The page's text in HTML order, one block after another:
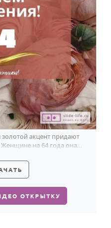
акцент придают
Женщине на 64 года она
ОТКРЫТКУ